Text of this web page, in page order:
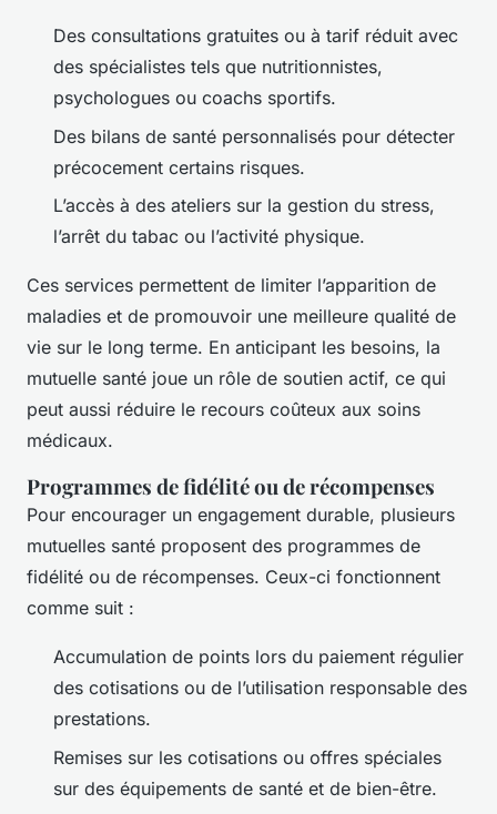
Des consultations gratuites ou à tarif réduit avec
des spécialistes tels que nutritionnistes,
psychologues ou coachs sportifs.
Des bilans de santé personnalisés pour détecter
précocement certains risques.
L’accès à des ateliers sur la gestion du stress,
l’arrêt du tabac ou l’activité physique.
Ces services permettent de limiter l’apparition de
maladies et de promouvoir une meilleure qualité de
vie sur le long terme. En anticipant les besoins, la
mutuelle santé joue un rôle de soutien actif, ce qui
peut aussi réduire le recours coûteux aux soins
médicaux.
Programmes de fidélité ou de récompenses
Pour encourager un engagement durable, plusieurs
mutuelles santé proposent des programmes de
fidélité ou de récompenses. Ceux-ci fonctionnent
comme suit :
Accumulation de points lors du paiement régulier
des cotisations ou de l’utilisation responsable des
prestations.
Remises sur les cotisations ou offres spéciales
sur des équipements de santé et de bien-être.